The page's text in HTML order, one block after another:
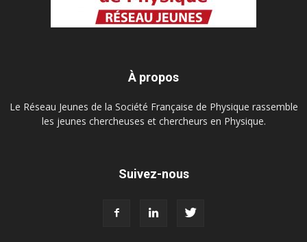
À propos
Le Réseau Jeunes de la Société Française de Physique rassemble
les jeunes chercheuses et chercheurs en Physique.
Suivez-nous